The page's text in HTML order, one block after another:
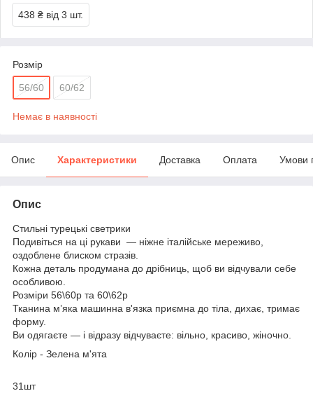
438 ₴ від 3 шт.
Розмір
56/60 60/62
Немає в наявності
Опис Характеристики Доставка Оплата Умови
Опис
Стильні турецькі светрики
Подивіться на ці рукави — ніжне італійське мереживо,
оздоблене блиском стразів.
Кожна деталь продумана до дрібниць, щоб ви відчували себе
особливою.
Розміри 56\60р та 60\62р
Тканина м’яка машинна в'язка приємна до тіла, дихає, тримає
форму.
Ви одягаєте — і відразу відчуваєте: вільно, красиво, жіночно.
Колір - Зелена м'ята
31шт